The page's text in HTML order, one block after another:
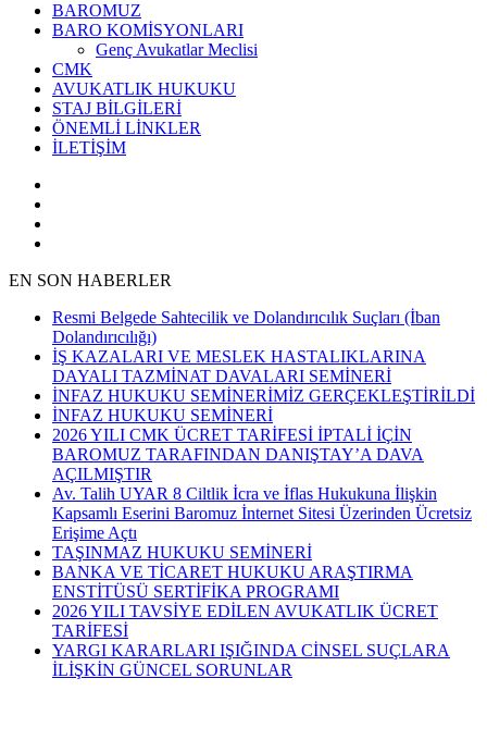
BAROMUZ
BARO KOMİSYONLARI
Genç Avukatlar Meclisi
CMK
AVUKATLIK HUKUKU
STAJ BİLGİLERİ
ÖNEMLİ LİNKLER
İLETİŞİM
EN SON HABERLER
Resmi Belgede Sahtecilik ve Dolandırıcılık Suçları (İban
Dolandırıcılığı)
İŞ KAZALARI VE MESLEK HASTALIKLARINA
DAYALI TAZMİNAT DAVALARI SEMİNERİ
İNFAZ HUKUKU SEMİNERİMİZ GERÇEKLEŞTİRİLDİ
İNFAZ HUKUKU SEMİNERİ
2026 YILI CMK ÜCRET TARİFESİ İPTALİ İÇİN
BAROMUZ TARAFINDAN DANIŞTAY’A DAVA
AÇILMIŞTIR
Av. Talih UYAR 8 Ciltlik İcra ve İflas Hukukuna İlişkin
Kapsamlı Eserini Baromuz İnternet Sitesi Üzerinden Ücretsiz
Erişime Açtı
TAŞINMAZ HUKUKU SEMİNERİ
BANKA VE TİCARET HUKUKU ARAŞTIRMA
ENSTİTÜSÜ SERTİFİKA PROGRAMI
2026 YILI TAVSİYE EDİLEN AVUKATLIK ÜCRET
TARİFESİ
YARGI KARARLARI IŞIĞINDA CİNSEL SUÇLARA
İLİŞKİN GÜNCEL SORUNLAR